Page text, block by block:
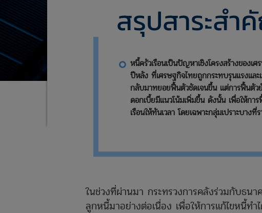
แถลงข่าวร่วมกระทรวงการคลังและธนาคาร
สรุปสาระสำ
หนี้ครัวเรือนเป็นปัญหาเชิงโครงสร้างของเ
ปีหลัง ที่เศรษฐกิจไทยถูกกระทบรุนแรงแล
กลับมาทยอยฟื้นตัวชัดเจนขึ้น แต่การฟื้นตั
ดอกเบี้ยมีแนวโน้มเพิ่มขึ้น ดังนั้น เพื่อให้กา
เรือนให้ทันเวลา โดยเฉพาะกลุ่มเปราะบาง
ในช่วงที่ผ่านมา กระทรวงการคลังร่วมกับธนา
ลูกหนี้มาอย่างต่อเนื่อง เพื่อให้การแก้ไขหนี้ท